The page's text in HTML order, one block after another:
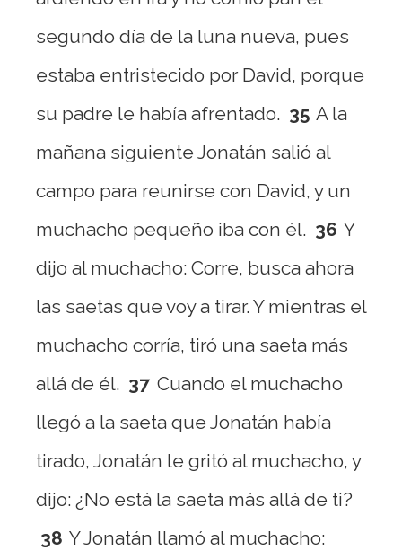
segundo día de la luna nueva, pues
estaba entristecido por David, porque
su padre le había afrentado. 35 A la
mañana siguiente Jonatán salió al
campo para reunirse con David, y un
muchacho pequeño iba con él. 36 Y
dijo al muchacho: Corre, busca ahora
las saetas que voy a tirar. Y mientras el
muchacho corría, tiró una saeta más
allá de él. 37 Cuando el muchacho
llegó a la saeta que Jonatán había
tirado, Jonatán le gritó al muchacho, y
dijo: ¿No está la saeta más allá de ti?
38 Y Jonatán llamó al muchacho: